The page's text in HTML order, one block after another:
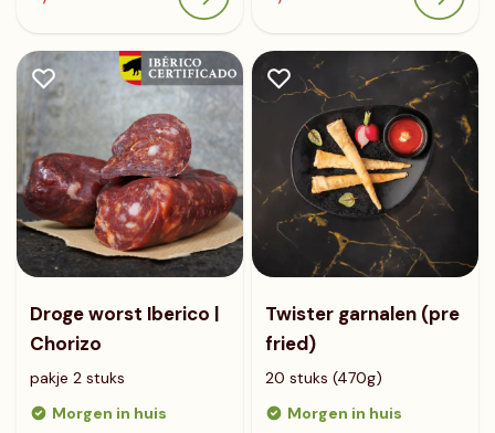
Droge worst Iberico |
Chorizo
pakje 2 stuks
Morgen in huis
Twister garnalen (pre
fried)
20 stuks (470g)
Morgen in huis